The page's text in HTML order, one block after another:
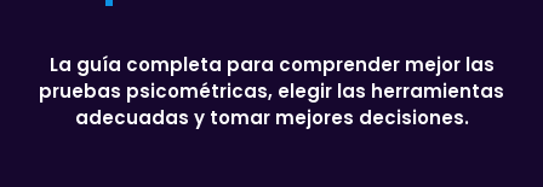
La guía completa para comprender mejor las
pruebas psicométricas, elegir las herramientas
adecuadas y tomar mejores decisiones.